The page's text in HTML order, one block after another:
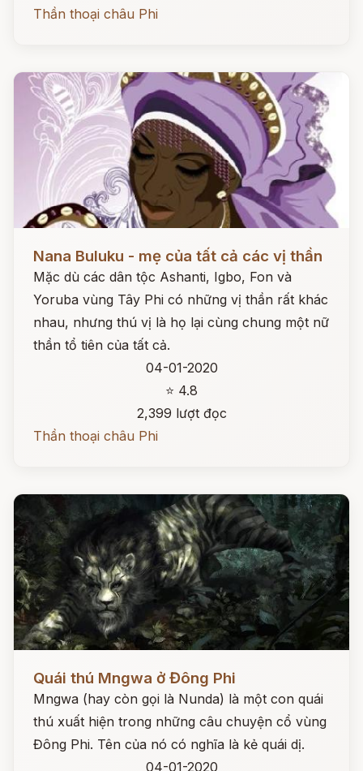
Thần thoại châu Phi
Nana Buluku - mẹ của tất cả các vị thần
Mặc dù các dân tộc Ashanti, Igbo, Fon và
Yoruba vùng Tây Phi có những vị thần rất khác
nhau, nhưng thú vị là họ lại cùng chung một nữ
thần tổ tiên của tất cả.
04-01-2020
⭐ 4.8
2,399 lượt đọc
Thần thoại châu Phi
Quái thú Mngwa ở Đông Phi
Mngwa (hay còn gọi là Nunda) là một con quái
thú xuất hiện trong những câu chuyện cổ vùng
Đông Phi. Tên của nó có nghĩa là kẻ quái dị.
04-01-2020